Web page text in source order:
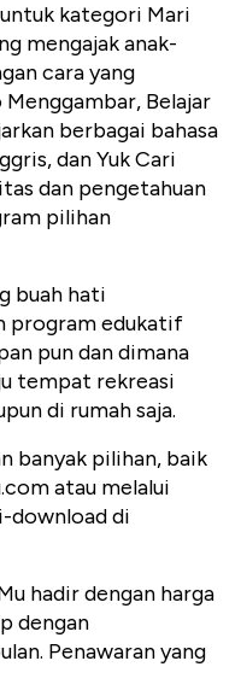
kategori Mari
mengajak anak-
cara yang
Belajar
berbagai bahasa
dan Yuk Cari
dan pengetahuan
pilihan
buah hati
program edukatif
pun dan dimana
tempat rekreasi
di rumah saja.
banyak pilihan, baik
atau melalui
download di
hadir dengan harga
dengan
Penawaran yang